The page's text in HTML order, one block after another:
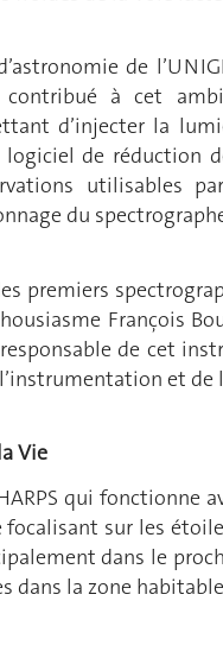
de
contribué à cet
d’injecter la
logiciel de réduction
utilisables
du
premiers
François
de cet
et de
Vie
qui fonctionne
focalisant sur les
dans le
dans la zone